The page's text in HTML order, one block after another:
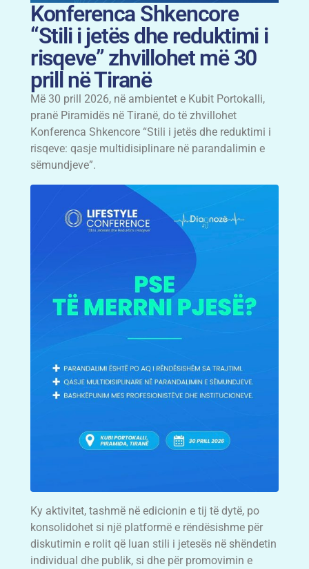
Konferenca Shkencore
“Stili i jetës dhe reduktimi i
risqeve” zhvillohet më 30
prill në Tiranë
Më 30 prill 2026, në ambientet e Kubit Portokalli,
pranë Piramidës në Tiranë, do të zhvillohet
Konferenca Shkencore “Stili i jetës dhe reduktimi i
risqeve: qasje multidisiplinare në parandalimin e
sëmundjeve”.
Ky aktivitet, tashmë në edicionin e tij të dytë, po
konsolidohet si një platformë e rëndësishme për
diskutimin e rolit që luan stili i jetesës në shëndetin
individual dhe publik, si dhe për promovimin e